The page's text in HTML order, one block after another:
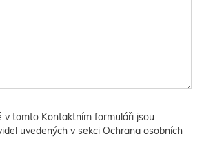
v tomto Kontaktním formuláři jsou
uvedených v sekci Ochrana osobních